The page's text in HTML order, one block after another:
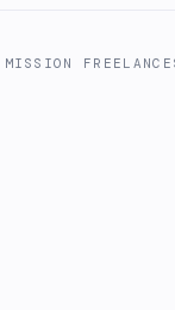
MISSION